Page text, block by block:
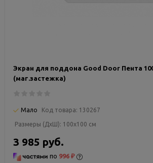
Экран для поддона Good Door Пента
(маг.застежка)
Мало Код товара: 130267
Размеры (ДxШ): 100x100 см
3 985 руб.
по 996 ₽